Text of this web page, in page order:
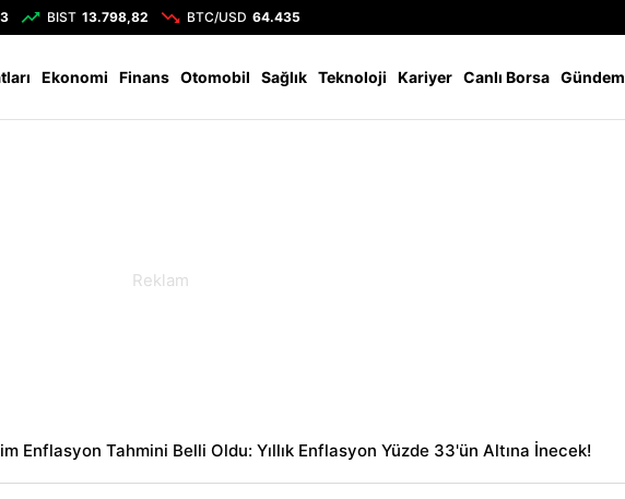
BIST 13.798,82 BTC/USD 64.435
Ekonomi Finans Otomobil Sağlık Teknoloji Kariyer Canlı Borsa Gündem
Enflasyon Tahmini Belli Oldu: Yıllık Enflasyon Yüzde 33'ün Altına İnecek!